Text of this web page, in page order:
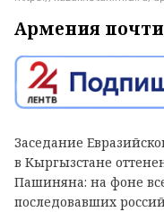
Армения
Заседание
в Кыргызстане
Пашиняна: на фоне
последовавших